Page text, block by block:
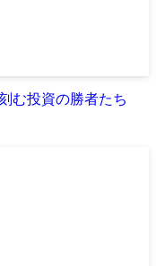
む投資の勝者たち